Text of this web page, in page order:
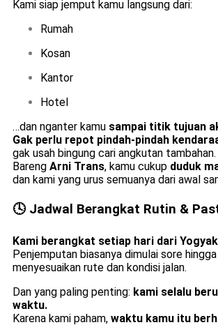
Kami siap jemput kamu langsung dari:
Rumah
Kosan
Kantor
Hotel
…dan nganter kamu sampai titik tujuan
Gak perlu repot pindah-pindah
gak usah bingung cari angkutan tambahan.
Bareng Arni Trans, kamu cukup duduk
dan kami yang urus semuanya dari awal
🕓 Jadwal Berangkat Rutin &
Kami berangkat setiap hari dari
Penjemputan biasanya dimulai sore
menyesuaikan rute dan kondisi jalan.
Dan yang paling penting: kami selalu
waktu.
Karena kami paham, waktu kamu itu